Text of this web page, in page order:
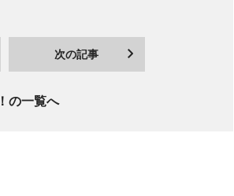
次の記事
の一覧へ